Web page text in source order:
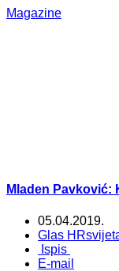
Magazine
Mladen Pavković:
05.04.2019.
Glas
Ispis
E-mail